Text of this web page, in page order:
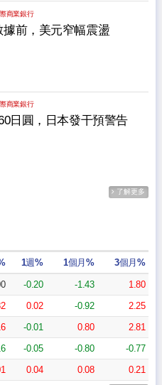
商業銀行
據前，美元窄幅震盪
商業銀行
日圓，日本發干預警告
了解更多
1週% 1個月% 3個月%
-0.20 -1.43
1.80
0.02 -0.92
2.25
-0.01 0.80
2.81
-0.05 -0.80
-0.77
0.04 0.08 0.21